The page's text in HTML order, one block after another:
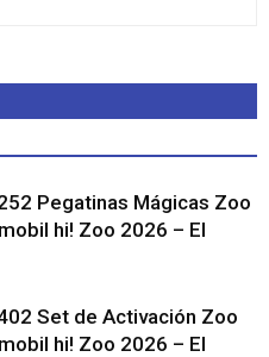
Pegatinas Mágicas Zoo
hi! Zoo 2026 – El
Set de Activación Zoo
hi! Zoo 2026 – El